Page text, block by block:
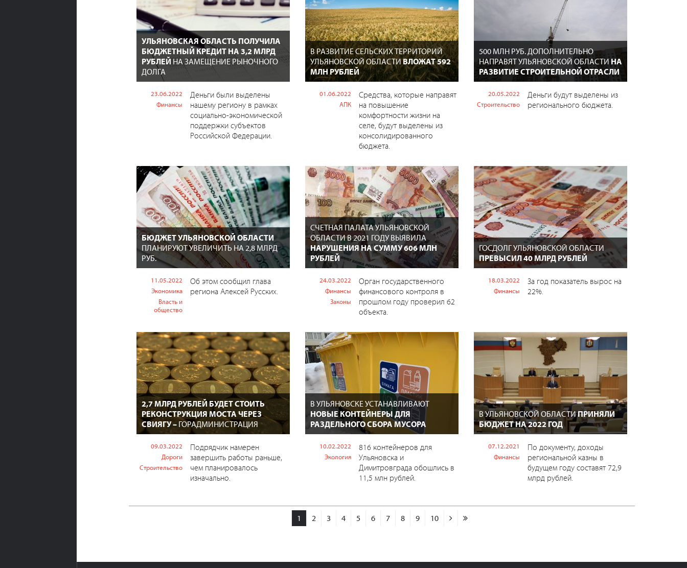
УЛЬЯНОВСКАЯ ОБЛАСТЬ ПОЛУЧИЛА
БЮДЖЕТНЫЙ КРЕДИТ НА 3,2 МЛРД
РУБЛЕЙНА ЗАМЕЩЕНИЕ РЫНОЧНОГО
ДОЛГА
23.06.2022
Финансы
Деньги были выделены
нашему региону в рамках
социально-экономической
поддержки субъектов
Российской Федерации.
В РАЗВИТИЕ СЕЛЬСКИХ ТЕРРИТОРИЙ
УЛЬЯНОВСКОЙ ОБЛАСТИВЛОЖАТ 592
МЛН РУБЛЕЙ
01.06.2022
АПК
Средства, которые направят
на повышение
комфортности жизни на
селе, будут выделены из
консолидированного
бюджета.
500 МЛН РУБ. ДОПОЛНИТЕЛЬНО
НАПРАВЯТ УЛЬЯНОВСКОЙ ОБЛАСТИНА
РАЗВИТИЕ СТРОИТЕЛЬНОЙ ОТРАСЛИ
20.05.2022
Строительство
Деньги будут выделены из
регионального бюджета.
БЮДЖЕТ УЛЬЯНОВСКОЙ ОБЛАСТИ
ПЛАНИРУЮТ УВЕЛИЧИТЬ НА 2,8 МЛРД
РУБ.
11.05.2022
Экономика
Власть и
общество
Об этом сообщил глава
региона Алексей Русских.
СЧЕТНАЯ ПАЛАТА УЛЬЯНОВСКОЙ
ОБЛАСТИ В 2021 ГОДУ ВЫЯВИЛА
НАРУШЕНИЯ НА СУММУ 606 МЛН
РУБЛЕЙ
24.03.2022
Финансы
Законы
Орган государственного
финансового контроля в
прошлом году проверил 62
объекта.
ГОСДОЛГ УЛЬЯНОВСКОЙ ОБЛАСТИ
ПРЕВЫСИЛ 40 МЛРД РУБЛЕЙ
18.03.2022
Финансы
За год показатель вырос на
22%.
2,7 МЛРД РУБЛЕЙ БУДЕТ СТОИТЬ
РЕКОНСТРУКЦИЯ МОСТА ЧЕРЕЗ
СВИЯГУ – ГОРАДМИНИСТРАЦИЯ
09.03.2022
Дороги
Строительство
Подрядчик намерен
завершить работы раньше,
чем планировалось
изначально.
В УЛЬЯНОВСКЕ УСТАНАВЛИВАЮТ
НОВЫЕ КОНТЕЙНЕРЫ ДЛЯ
РАЗДЕЛЬНОГО СБОРА МУСОРА
10.02.2022
Экология
816 контейнеров для
Ульяновска и
Димитровграда обошлись в
11,5 млн рублей.
В УЛЬЯНОВСКОЙ ОБЛАСТИПРИНЯЛИ
БЮДЖЕТ НА 2022 ГОД
07.12.2021
Финансы
По документу, доходы
региональной казны в
будущем году составят 72,9
млрд рублей.
1 2 3 4 5 6 7 8 9 10